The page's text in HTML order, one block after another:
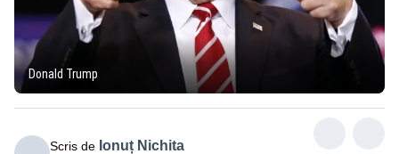
Donald Trump
Scris de Ionuț Nichita